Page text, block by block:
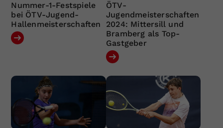
Nummer-1-Festspiele
bei ÖTV-Jugend-
Hallenmeisterschaften
ÖTV-
Jugendmeisterschaften
2024: Mittersill und
Bramberg als Top-
Gastgeber